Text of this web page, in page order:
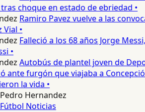
choque en estado de ebriedad •
Ramiro Pavez vuelve a las
•
Falleció a los 68 años Jorge
•
Autobús de plantel joven de
ante furgón que viajaba a
la vida •
Pedro Hernandez
Fútbol Noticias